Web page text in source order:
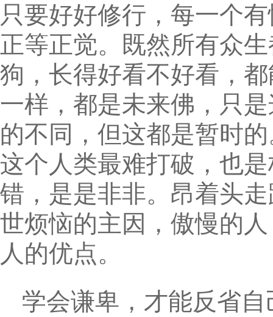
只要好好修行，每一个
正等正觉。既然所有众
狗，长得好看不好看，
一样，都是未来佛，只
的不同，但这都是暂时
这个人类最难打破，也
错，是是非非。昂着头
世烦恼的主因，傲慢的
人的优点。
学会谦卑，才能反省